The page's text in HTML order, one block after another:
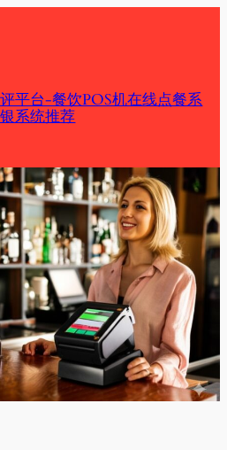
平台-餐饮POS机在线点餐系
系统推荐